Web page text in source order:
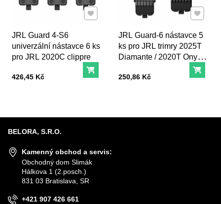
JRL Guard 4-S6
univerzální nástavce 6 ks
pro JRL 2020C clippre
Cena s DPH
426,45 Kč Do košíku
Přidat k Oblíbeným
JRL Guard-6 nástavce 5
ks pro JRL trimry 2025T
Diamante / 2020T Onyx /
Cena s DPH
250,86 Kč Do
Přidat k
BELORA, S.R.O.
Kamenný obchod a servis:
Obchodný dom Slimák
Hálkova 1 (2.posch.)
831 03 Bratislava, SR
+421 907 426 661